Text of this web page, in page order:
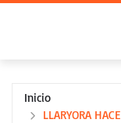
Inicio
LLARYORA